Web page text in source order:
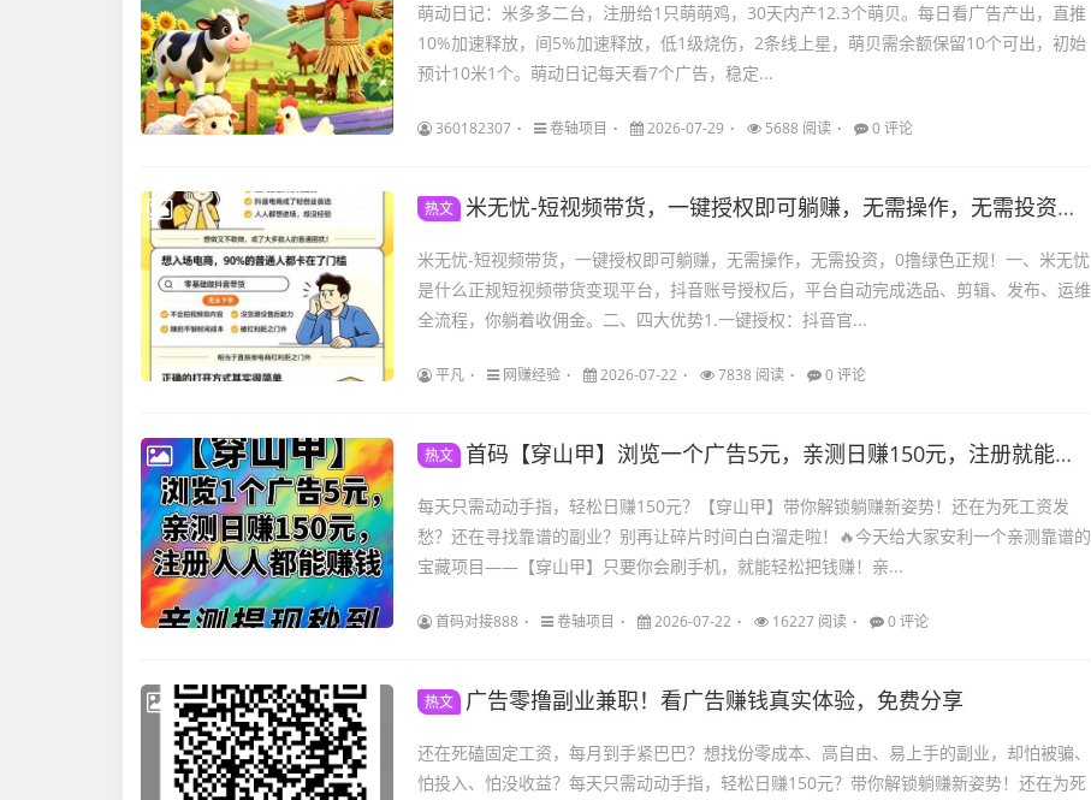
萌动日记：米多多二台，注册给1只萌萌鸡，30天内产12.3个萌贝。每日看广告产出，直推
10%加速释放，间5%加速释放，低1级烧伤，2条线上星，萌贝需余额保留10个可出，初始
预计10米1个。萌动日记每天看7个广告，稳定...
360182307 卷轴项目 2026-07-29 5688 阅读 0 评论
热文 米无忧-短视频带货，一键授权即可躺赚，无需操作，无需投资，0撸绿色正规！
米无忧-短视频带货，一键授权即可躺赚，无需操作，无需投资，0撸绿色正规！一、米无忧
是什么正规短视频带货变现平台，抖音账号授权后，平台自动完成选品、剪辑、发布、运维
全流程，你躺着收佣金。二、四大优势1.一键授权：抖音官...
平凡 网赚经验 2026-07-22 7838 阅读 0 评论
热文 首码【穿山甲】浏览一个广告5元，亲测日赚150元，注册就能赚！
每天只需动动手指，轻松日赚150元？【穿山甲】带你解锁躺赚新姿势！还在为死工资发
愁？还在寻找靠谱的副业？别再让碎片时间白白溜走啦！🔥今天给大家安利一个亲测靠谱的
宝藏项目——【穿山甲】只要你会刷手机，就能轻松把钱赚！亲...
首码对接888 卷轴项目 2026-07-22 16227 阅读 0 评论
热文 广告零撸副业兼职！看广告赚钱真实体验，免费分享
还在死磕固定工资，每月到手紧巴巴？想找份零成本、高自由、易上手的副业，却怕被骗、
怕投入、怕没收益？每天只需动动手指，轻松日赚150元？带你解锁躺赚新姿势！还在为死